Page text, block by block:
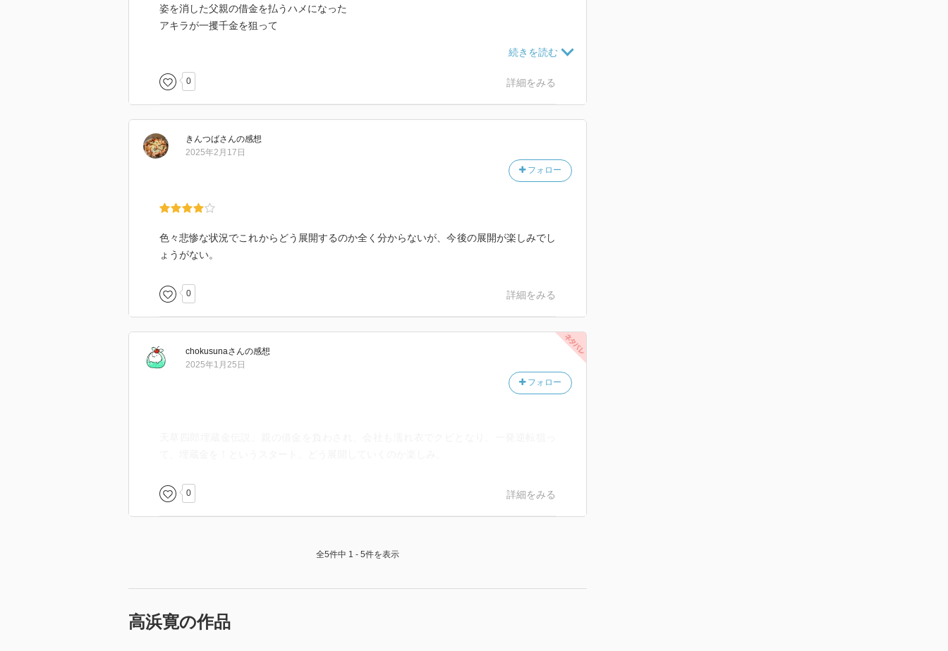
姿を消した父親の借金を払うハメになった
アキラが一攫千金を狙って
ちょっと何考えてるかわからない女子
森田がアキラに何の似姿を見ているのか？
0 詳細をみる
きんつばさんの感想
フォロー
2025年2月17日
色々悲惨な状況でこれからどう展開するのか全く分からないが、今後の展開が楽しみでし
ょうがない。
0 詳細をみる
chokusunaさんの感想
フォロー
2025年1月25日
0 詳細をみる
全5件中 1 - 5件を表示
高浜寛の作品